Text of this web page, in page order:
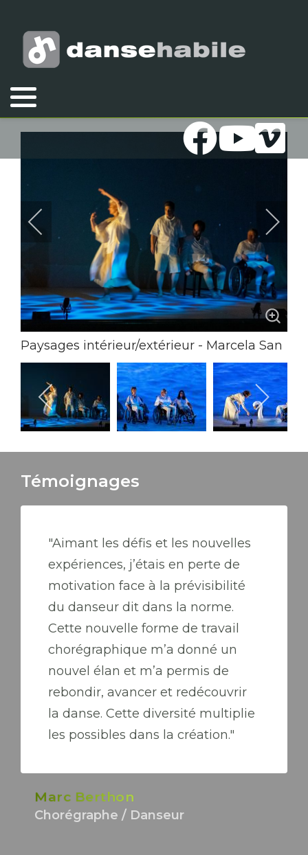
Vous êtes ici :
2020
Paysages intérieur/extérieur - Marcela San
Pedro Crédit photo: Lancelot Radovic
Témoignages
"Aimant les défis et les nouvelles
expériences, j’étais en perte de
motivation face à la prévisibilité
du danseur dit dans la norme.
Cette nouvelle forme de travail
chorégraphique m’a donné un
nouvel élan et m’a permis de
rebondir, avancer et redécouvrir
la danse. Cette diversité multiplie
les possibles dans la création."
Marc Berthon
Chorégraphe / Danseur